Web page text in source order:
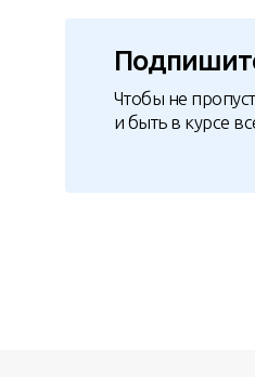
Чтобы не
и быть в курсе